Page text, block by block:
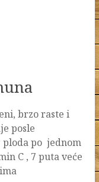
brzo raste i
posle
ploda po jednom
C , 7 puta veće